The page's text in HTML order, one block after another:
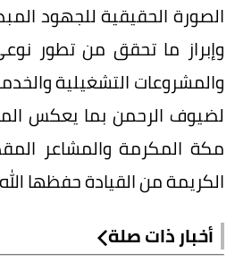
الصورة الحقيقية للجهود
وإبراز ما تحقق من تطور
والمشروعات التشغيلية
لضيوف الرحمن بما يعكس
مكة المكرمة والمشاعر
الكريمة من القيادة حفظها
أخبار ذات صلة